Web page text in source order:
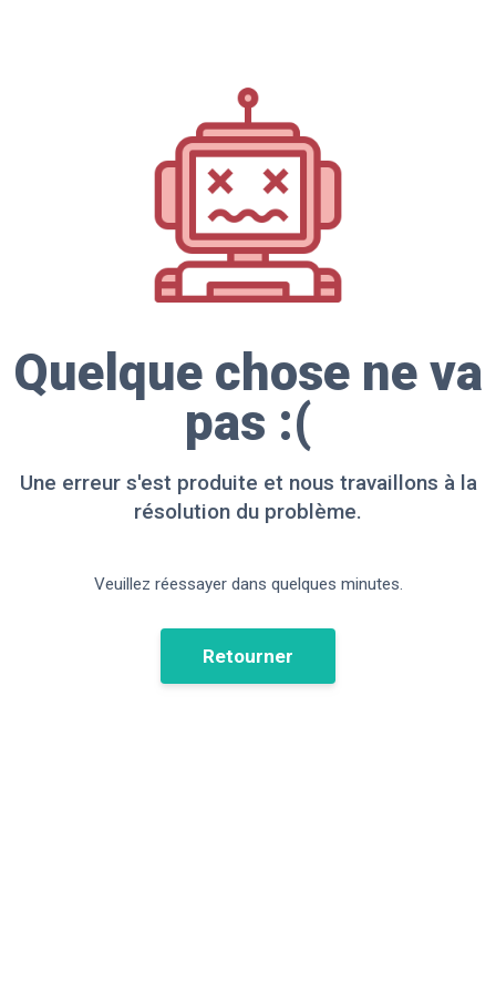
Quelque chose ne va
pas :(
Une erreur s'est produite et nous travaillons à la
résolution du problème.
Veuillez réessayer dans quelques minutes.
Retourner